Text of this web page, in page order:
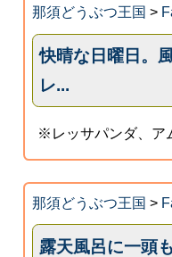
那須どうぶつ王国 >
快晴な日曜日。
レ...
※レッサパンダ、ア
那須どうぶつ王国 >
露天風呂に一頭